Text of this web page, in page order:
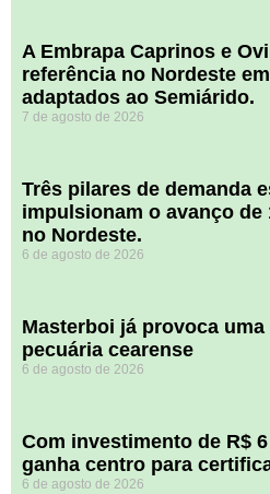
A Embrapa Caprinos e
referência no Nordeste
adaptados ao Semiárido.
7 de agosto de 2026
​Três pilares de demanda
impulsionam o avanço de
no Nordeste.
6 de agosto de 2026
Masterboi já provoca
pecuária cearense
6 de agosto de 2026
Com investimento de R$
ganha centro para
6 de agosto de 2026